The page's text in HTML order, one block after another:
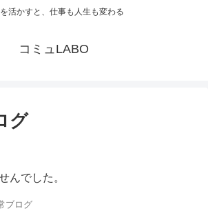
活かすと、仕事も人生も変わる
コミュLABO
グ
んでした。
ブログ